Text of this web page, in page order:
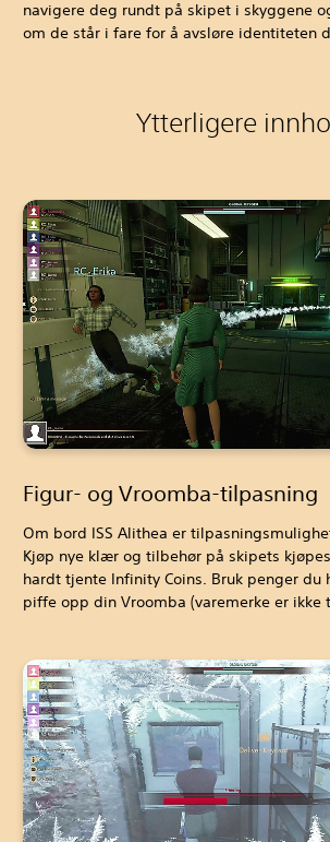
navigere deg rundt på skipet i skyggene
om de står i fare for å avsløre identiteten
Ytterligere
Figur- og Vroomba-tilpasning
Om bord ISS Alithea er
Kjøp nye klær og tilbehør på skipets
hardt tjente Infinity Coins. Bruk penger du
piffe opp din Vroomba (varemerke er ikke